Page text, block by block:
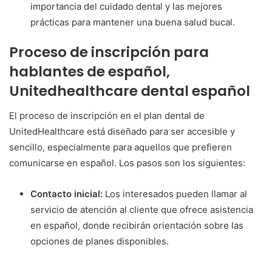
importancia del cuidado dental y las mejores
prácticas para mantener una buena salud bucal.
Proceso de inscripción para
hablantes de español,
Unitedhealthcare dental español
El proceso de inscripción en el plan dental de
UnitedHealthcare está diseñado para ser accesible y
sencillo, especialmente para aquellos que prefieren
comunicarse en español. Los pasos son los siguientes:
Contacto inicial: Los interesados pueden llamar al
servicio de atención al cliente que ofrece asistencia
en español, donde recibirán orientación sobre las
opciones de planes disponibles.